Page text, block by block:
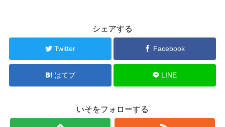
シェアする
Twitter Facebook
はてブ LINE
いそをフォローする